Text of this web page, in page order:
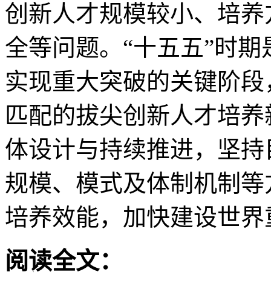
创新人才规模较小、培
全等问题。“十五五”时
实现重大突破的关键阶
匹配的拔尖创新人才培
体设计与持续推进，坚
规模、模式及体制机制
培养效能，加快建设世
阅读全文：